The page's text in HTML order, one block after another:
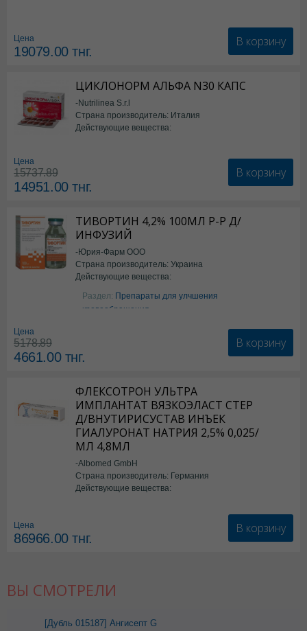
Цена
19079.00тнг.
В корзину
ЦИКЛОНОРМ АЛЬФА N30 КАПС
-Nutrilinea S.r.l
Страна производитель: Италия
Действующие вещества:
Цена
15737.89
14951.00тнг.
В корзину
ТИВОРТИН 4,2% 100МЛ Р-Р Д/
ИНФУЗИЙ
-Юрия-Фарм ООО
Страна производитель: Украина
Действующие вещества:
Аргинин
Раздел: Препараты для улчшения
кровообращения
Цена
5178.89
4661.00тнг.
В корзину
ФЛЕКСОТРОН УЛЬТРА
ИМПЛАНТАТ ВЯЗКОЭЛАСТ СТЕР
Д/ВНУТИРИСУСТАВ ИНЪЕК
ГИАЛУРОНАТ НАТРИЯ 2,5% 0,025/
МЛ 4,8МЛ
-Albomed GmbH
Страна производитель: Германия
Действующие вещества:
Цена
86966.00тнг.
В корзину
ВЫ СМОТРЕЛИ
[Дубль 015187] Ангисепт G